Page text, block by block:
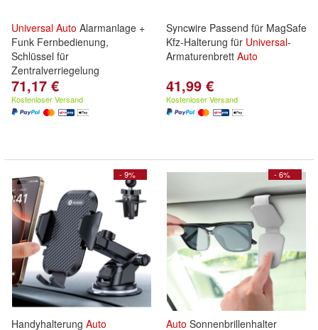
Universal Auto Alarmanlage +
Funk Fernbedienung,
Schlüssel für
Zentralverriegelung
71,17 €
Kostenloser Versand
Syncwire Passend für MagSafe
Kfz-Halterung für Universal-
Armaturenbrett Auto
41,99 €
Kostenloser Versand
- 9%
Handyhalterung Auto
- 6%
Auto Sonnenbrillenhalter